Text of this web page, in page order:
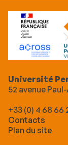
Université
52 avenue
+33 (0) 4 68 66
Contacts
Plan du site